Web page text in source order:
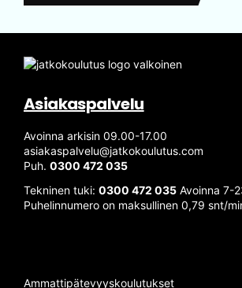
Asiakaspalvelu
Avoinna arkisin 09.00-17.00
asiakaspalvelu@jatkokoulutus.com
Puh. 0300 472 035
Tekninen tuki: 0300 472 035 Avoinna 7-
Puhelinnumero on maksullinen 0,79 snt/
Ammattipätevyyskoulutukset